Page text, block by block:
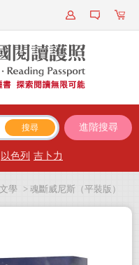
進階搜尋
以色列 吉卜力
學 > 魂斷威尼斯（平裝版）